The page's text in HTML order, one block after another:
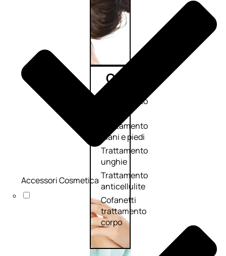
Corpo
Trattamento
Trattamento
mani e piedi
Trattamento
unghie
Trattamento
anticellulite
Cofanetti
trattamento
corpo
Accessori Cosmetica